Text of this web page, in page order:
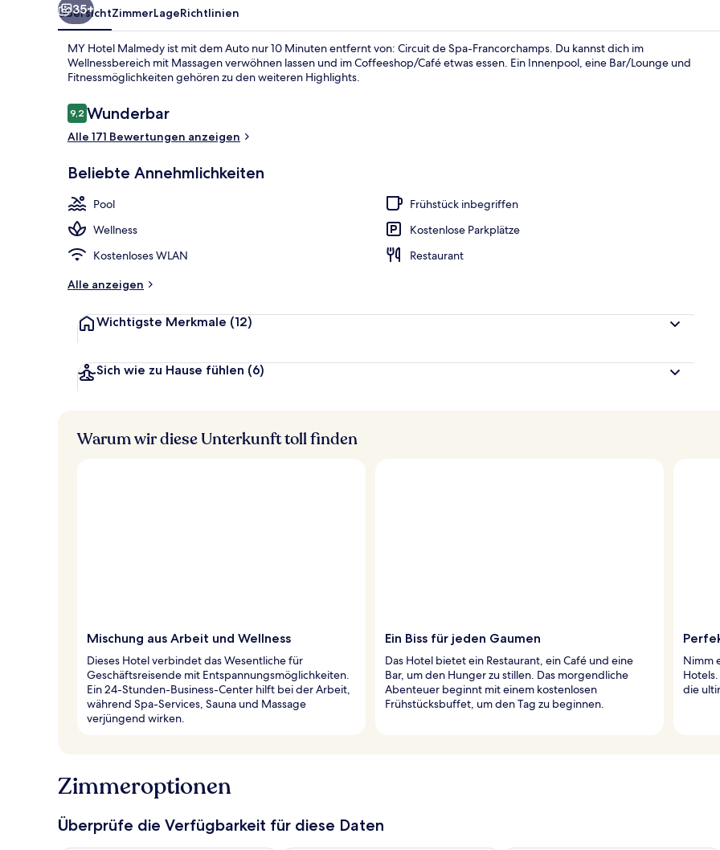
35+
ÜbersichtZimmerLageRichtlinien
MY Hotel Malmedy ist mit dem Auto nur 10 Minuten entfernt von: Circuit de Spa-Francorchamps. Du kannst dich im
Wellnessbereich mit Massagen verwöhnen lassen und im Coffeeshop/Café etwas essen. Ein Innenpool, eine Bar/Lounge und
Fitnessmöglichkeiten gehören zu den weiteren Highlights.
Bewertungen
9,29,2 von 10.
Wunderbar
Alle 171 Bewertungen anzeigen
Beliebte Annehmlichkeiten
Pool
Frühstück inbegriffen
Wellness
Kostenlose Parkplätze
Kostenloses WLAN
Restaurant
Alle anzeigen
Wichtigste Merkmale (12)
Sich wie zu Hause fühlen (6)
Warum wir diese Unterkunft toll finden
Mischung aus Arbeit und Wellness
Dieses Hotel verbindet das Wesentliche für
Geschäftsreisende mit Entspannungsmöglichkeiten.
Ein 24-Stunden-Business-Center hilft bei der Arbeit,
während Spa-Services, Sauna und Massage
verjüngend wirken.
Ein Biss für jeden Gaumen
Das Hotel bietet ein Restaurant, ein Café und eine
Bar, um den Hunger zu stillen. Das morgendliche
Abenteuer beginnt mit einem kostenlosen
Frühstücksbuffet, um den Tag zu beginnen.
Nimm
die
Zimmeroptionen
Überprüfe die Verfügbarkeit für diese Daten